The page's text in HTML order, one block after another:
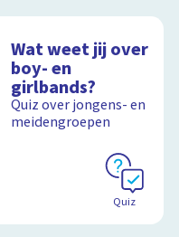
Wat weet jij over
boy- en
girlbands?
Quiz over jongens- en
meidengroepen
Quiz